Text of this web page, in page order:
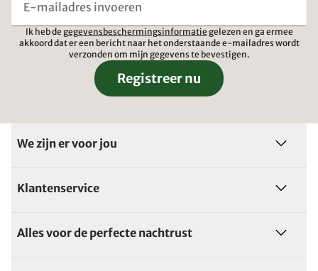
Ik heb de gegevensbeschermingsinformatie gelezen en ga ermee
akkoord dat er een bericht naar het onderstaande e-mailadres wordt
verzonden om mijn gegevens te bevestigen.
Registreer nu
We zijn er voor jou
Klantenservice
Alles voor de perfecte nachtrust